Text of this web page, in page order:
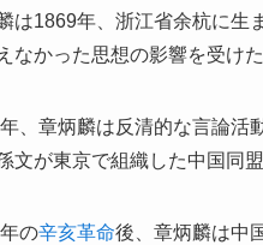
は1869年、浙江省余杭に生
なかった思想の影響を受けた
、章炳麟は反清的な言論活
文が東京で組織した中国同
の辛亥革命後、章炳麟は中